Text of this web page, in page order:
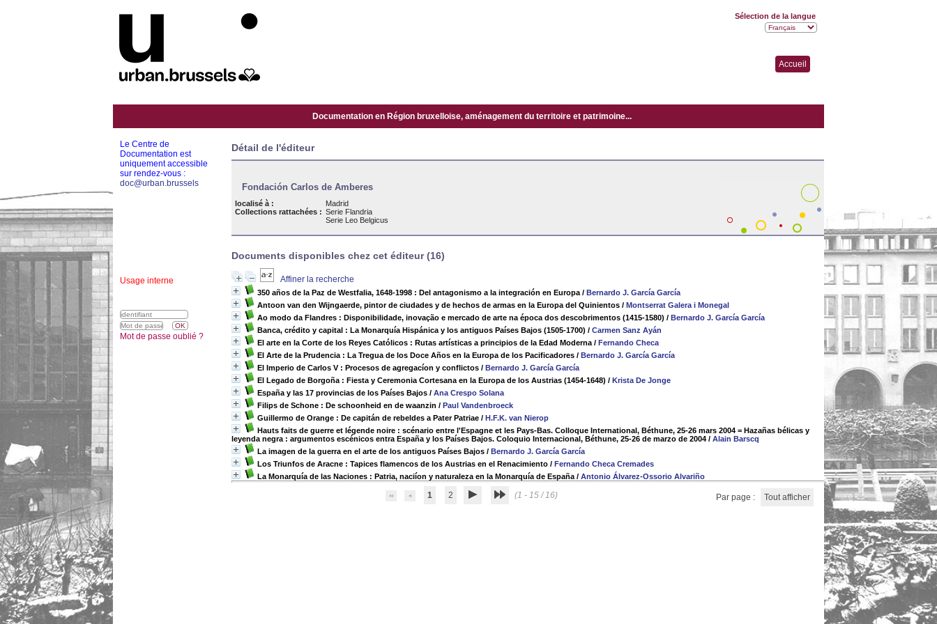
Accueil
Documentation en Région bruxelloise, aménagement du territoire et patrimoine...
Détail de l'éditeur
Fondación Carlos de Amberes
localisé à :
Madrid
Collections rattachées : Serie Flandria
Serie Leo Belgicus
Documents disponibles chez cet éditeur (16)
Affiner la recherche
350 años de la Paz de Westfalia, 1648-1998 : Del antagonismo a la integración en Europa / Bernardo J. García García
Antoon van den Wijngaerde, pintor de ciudades y de hechos de armas en la Europa del Quinientos / Montserrat Galera i Monegal
Ao modo da Flandres : Disponibilidade, inovação e mercado de arte na época dos descobrimentos (1415-1580) / Bernardo J. García García
Banca, crédito y capital : La Monarquía Hispánica y los antiguos Países Bajos (1505-1700) / Carmen Sanz Ayán
El arte en la Corte de los Reyes Católicos : Rutas artísticas a principios de la Edad Moderna / Fernando Checa
El Arte de la Prudencia : La Tregua de los Doce Años en la Europa de los Pacificadores / Bernardo J. García García
El Imperio de Carlos V : Procesos de agregacíon y conflictos / Bernardo J. García García
El Legado de Borgoña : Fiesta y Ceremonia Cortesana en la Europa de los Austrias (1454-1648) / Krista De Jonge
España y las 17 provincias de los Países Bajos / Ana Crespo Solana
Filips de Schone : De schoonheid en de waanzin / Paul Vandenbroeck
Guillermo de Orange : De capitán de rebeldes a Pater Patriae / H.F.K. van Nierop
Hauts faits de guerre et légende noire : scénario entre l'Espagne et les Pays-Bas. Colloque International, Béthune, 25-26 mars 2004 = Hazañas bélicas y
leyenda negra : argumentos escénicos entra España y los Países Bajos. Coloquio Internacional, Béthune, 25-26 de marzo de 2004 / Alain Barscq
La imagen de la guerra en el arte de los antiguos Países Bajos / Bernardo J. García García
Los Triunfos de Aracne : Tapices flamencos de los Austrias en el Renacimiento / Fernando Checa Cremades
La Monarquía de las Naciones : Patria, naciíon y naturaleza en la Monarquía de España / Antonio Álvarez-Ossorio Alvariño
1 2 (1 - 15 / 16) Par page : Tout afficher
Le Centre de
Documentation est
uniquement accessible
sur rendez-vous :
doc@urban.brussels
Usage interne
Sélection de la langue
Mot de passe oublié ?